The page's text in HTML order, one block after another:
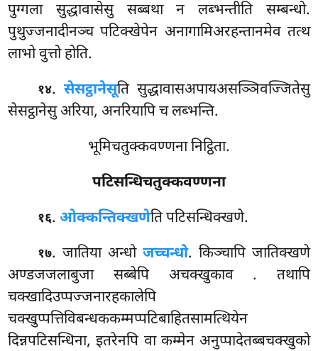
पुग्गला सुद्धावासेसु सब्बथा न लब्भन्तीति सम्बन्धो.
पुथुज्जनादीनञ्च पटिक्खेपेन अनागामिअरहन्तानमेव तत्थ
लाभो वुत्तो होति.
१४. सेसट्ठानेसूति सुद्धावासअपायअसञ्ञिवज्जितेसु
सेसट्ठानेसु अरिया, अनरियापि च लब्भन्ति.
भूमिचतुक्कवण्णना निट्ठिता.
पटिसन्धिचतुक्कवण्णना
१६.ओक्कन्तिक्खणेतिपटिसन्धिक्खणे.
१७. जातिया अन्धो जच्चन्धो. किञ्चापि जातिक्खणे
अण्डजजलाबुजा सब्बेपि अचक्खुकाव . तथापि
चक्खादिउप्पज्जनारहकालेपि
चक्खुप्पत्तिविबन्धककम्मप्पटिबाहितसामत्थियेन
दिन्नपटिसन्धिना, इतरेनपि वा कम्मेन अनुप्पादेतब्बचक्खुको